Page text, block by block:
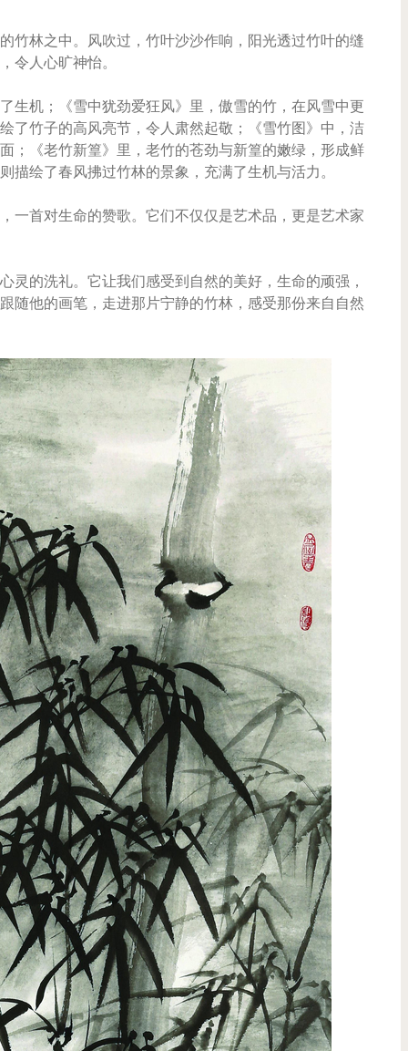
竹林之中。风吹过，竹叶沙沙作响，阳光透过竹叶的缝
令人心旷神怡。
生机；《雪中犹劲爱狂风》里，傲雪的竹，在风雪中更
了竹子的高风亮节，令人肃然起敬；《雪竹图》中，洁
；《老竹新篁》里，老竹的苍劲与新篁的嫩绿，形成鲜
绘了春风拂过竹林的景象，充满了生机与活力。
一首对生命的赞歌。它们不仅仅是艺术品，更是艺术家
灵的洗礼。它让我们感受到自然的美好，生命的顽强，
随他的画笔，走进那片宁静的竹林，感受那份来自自然